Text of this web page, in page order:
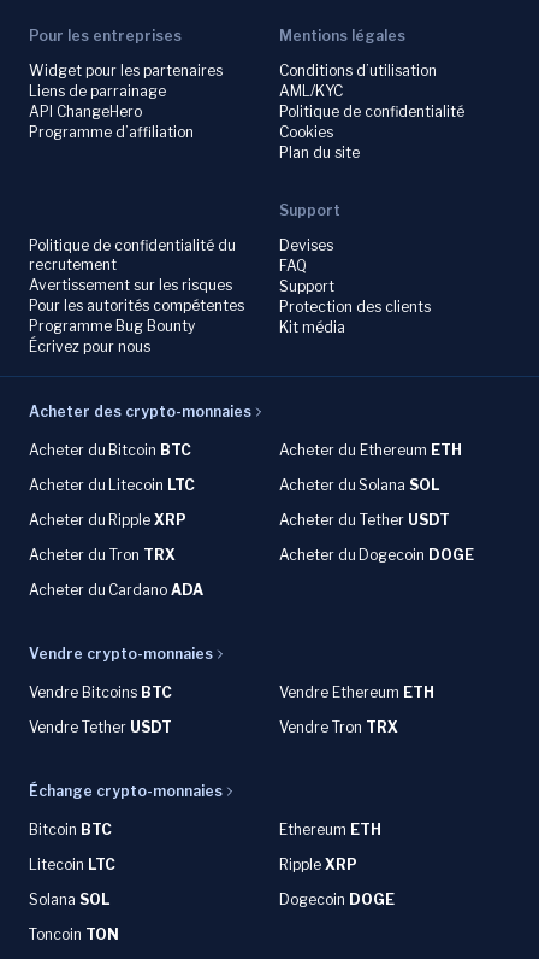
Pour les entreprises
Widget pour les partenaires
Liens de parrainage
API ChangeHero
Programme d’affiliation
Mentions légales
Conditions d’utilisation
AML/KYC
Politique de confidentialité
Cookies
Plan du site
Politique de confidentialité du
recrutement
Avertissement sur les risques
Pour les autorités compétentes
Programme Bug Bounty
Écrivez pour nous
Support
Devises
FAQ
Support
Protection des clients
Kit média
Acheter des crypto-monnaies
Acheter du Bitcoin BTC Acheter du Ethereum ETH
Acheter du Litecoin LTC Acheter du Solana SOL
Acheter du Ripple XRP Acheter du Tether USDT
Acheter du Tron TRX Acheter du Dogecoin DOGE
Acheter du Cardano ADA
Vendre crypto-monnaies
Vendre Bitcoins BTC Vendre Ethereum ETH
Vendre Tether USDT Vendre Tron TRX
Échange crypto-monnaies
Bitcoin BTC Ethereum ETH
Litecoin LTC Ripple XRP
Solana SOL Dogecoin DOGE
Toncoin TON